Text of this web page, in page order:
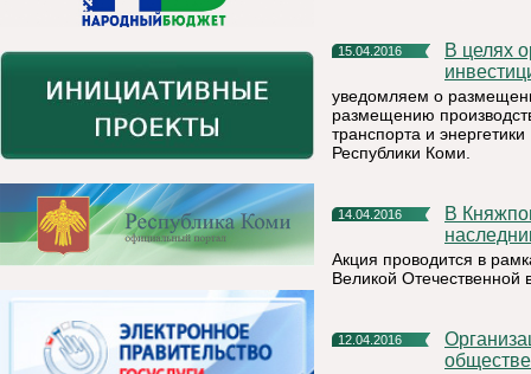
15.04.2016
В целях организации работы в части активизации
уведомляем о
размещению
транспорта и
Республики Коми.
14.04.2016
В Княжпогостском районе дан старт марафону «Мы -
Акция проводится в
Великой Отечественной
12.04.2016
Организационным комитетом конкурса «Ежегодная